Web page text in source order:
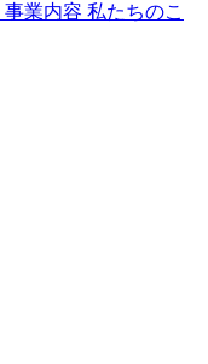
事業内容 私たちのこ